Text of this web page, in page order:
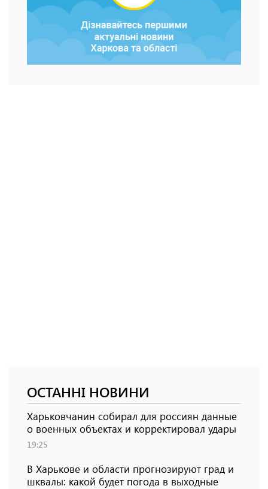
ОСТАННІ НОВИНИ
Харьковчанин собирал для россиян данные
о военных объектах и ​​корректировал удары
19:25
В Харькове и области прогнозируют град и
шквалы: какой будет погода в выходные